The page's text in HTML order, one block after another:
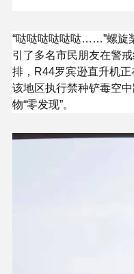
“哒哒哒哒哒哒……”螺旋
引了多名市民朋友在警
排，R44罗宾逊直升机
该地区执行禁种铲毒空
物“零发现”。